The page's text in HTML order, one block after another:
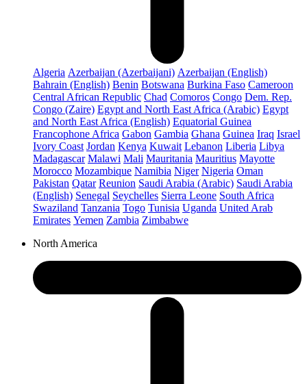
Algeria Azerbaijan (Azerbaijani) Azerbaijan (English)
Bahrain (English) Benin Botswana Burkina Faso Cameroon
Central African Republic Chad Comoros Congo Dem. Rep.
Congo (Zaire) Egypt and North East Africa (Arabic) Egypt
and North East Africa (English) Equatorial Guinea
Francophone Africa Gabon Gambia Ghana Guinea Iraq Israel
Ivory Coast Jordan Kenya Kuwait Lebanon Liberia Libya
Madagascar Malawi Mali Mauritania Mauritius Mayotte
Morocco Mozambique Namibia Niger Nigeria Oman
Pakistan Qatar Reunion Saudi Arabia (Arabic) Saudi Arabia
(English) Senegal Seychelles Sierra Leone South Africa
Swaziland Tanzania Togo Tunisia Uganda United Arab
Emirates Yemen Zambia Zimbabwe
North America